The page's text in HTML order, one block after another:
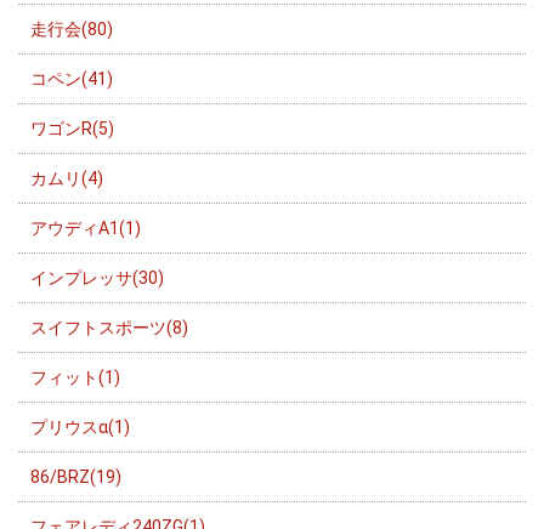
走行会(80)
コペン(41)
ワゴンR(5)
カムリ(4)
アウディA1(1)
インプレッサ(30)
スイフトスポーツ(8)
フィット(1)
プリウスα(1)
86/BRZ(19)